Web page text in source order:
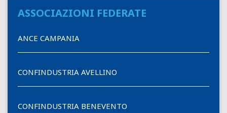
ASSOCIAZIONI FEDERATE
ANCE CAMPANIA
CONFINDUSTRIA AVELLINO
CONFINDUSTRIA BENEVENTO